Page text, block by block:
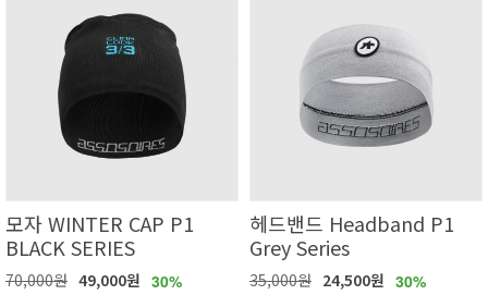
모자 WINTER CAP P1
BLACK SERIES
70,000원 49,000원 30%
헤드밴드 Headband P1
Grey Series
35,000원 24,500원 30%